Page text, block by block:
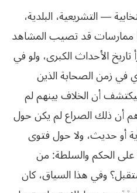
— التشريعية، البلدية،
ممارسات قد تصيب المشاهد
الأحداث الكبرى، ولو في
في زمن الصحابة الذين
أن الخلاف بينهم لم
أن ذلك الصراع لم يكن حول
أو حديث، ولا حول فتوى
الحكم والسلطة: من
وفي هذا السياق، كان